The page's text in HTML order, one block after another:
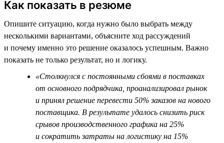
Как показать в резюме
Опишите ситуацию, когда нужно было выбрать между
несколькими вариантами, объясните ход рассуждений
и почему именно это решение оказалось успешным. Важно
показать не только результат, но и логику.
«Столкнулся с постоянными сбоями в поставках
от основного подрядчика, проанализировал рынок
и принял решение перевести 50% заказов на нового
поставщика. В результате удалось снизить риск
срывов производственного графика на 25%
и сократить затраты на логистику на 15%